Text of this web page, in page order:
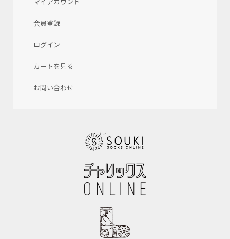
会員登録
ログイン
カートを見る
お問い合わせ